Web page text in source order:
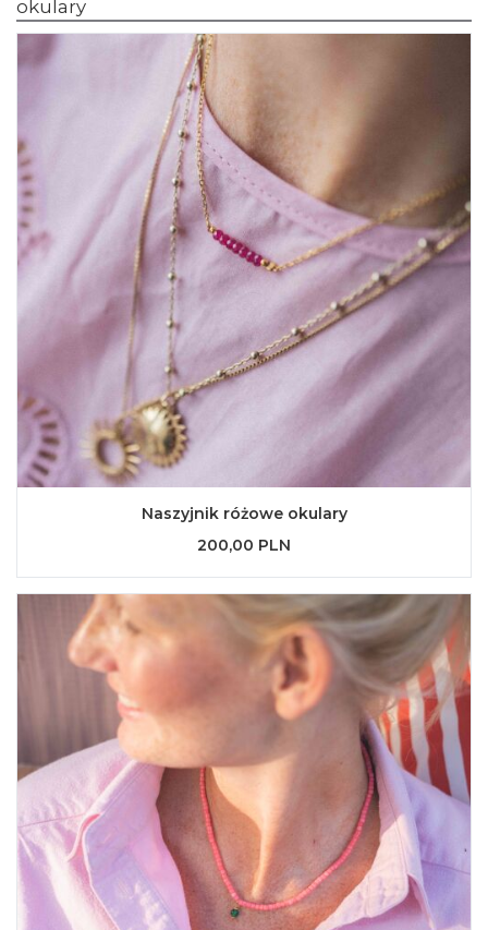
okulary
Naszyjnik różowe okulary
200,00 PLN